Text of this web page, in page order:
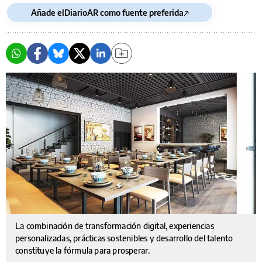
Añade elDiarioAR como fuente preferida
La combinación de transformación digital, experiencias
personalizadas, prácticas sostenibles y desarrollo del talento
constituye la fórmula para prosperar.